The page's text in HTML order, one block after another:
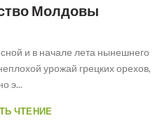
Молдовы
и в начале лета нынешнего
урожай грецких орехов,
э...
ЧТЕНИЕ